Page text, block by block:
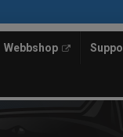
Webbshop